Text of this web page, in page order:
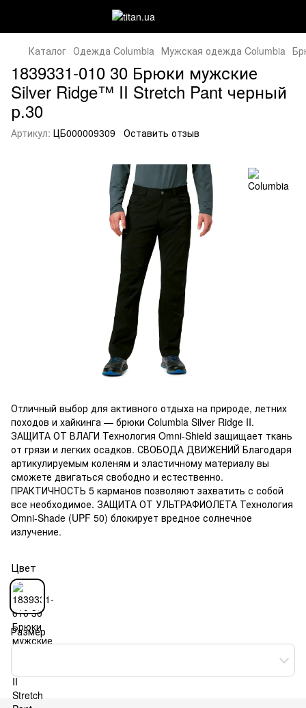
Каталог Одежда Columbia Мужская одежда Columbia
1839331-010 30 Брюки мужские
Silver Ridge™ II Stretch Pant черный
р.30
Артикул: ЦБ000009309 Оставить отзыв
Отличный выбор для активного отдыха на природе, летних
походов и хайкинга — брюки Columbia Silver Ridge II.
ЗАЩИТА ОТ ВЛАГИ Технология Omni-Shield защищает ткань
от грязи и легких осадков. СВОБОДА ДВИЖЕНИЙ Благодаря
артикулируемым коленям и эластичному материалу вы
сможете двигаться свободно и естественно.
ПРАКТИЧНОСТЬ 5 карманов позволяют захватить с собой
все необходимое. ЗАЩИТА ОТ УЛЬТРАФИОЛЕТА Технология
Omni-Shade (UPF 50) блокирует вредное солнечное
излучение.
Цвет
Размер